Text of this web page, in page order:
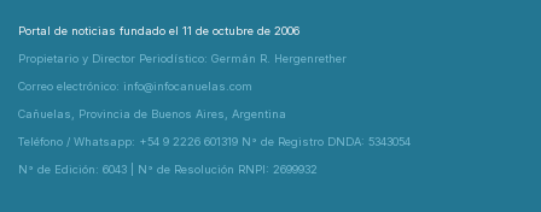
Portal de noticias fundado el 11 de octubre de 2006
Propietario y Director Periodístico: Germán R. Hergenrether
Correo electrónico: info@infocanuelas.com
Cañuelas, Provincia de Buenos Aires, Argentina
Teléfono / Whatsapp: +54 9 2226 601319 N° de Registro DNDA: 5343054
N° de Edición: 6043 | N° de Resolución RNPI: 2699932